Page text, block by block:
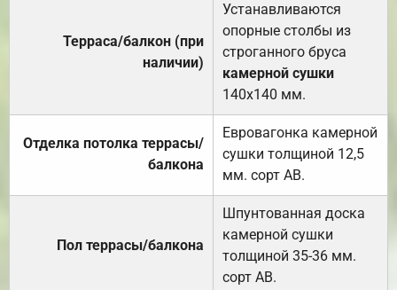
Терраса/балкон (при
наличии)
Устанавливаются
опорные столбы из
строганного бруса
камерной сушки
140х140 мм.
Отделка потолка террасы/
балкона
Евровагонка камерной
сушки толщиной 12,5
мм. сорт АВ.
Пол террасы/балкона
Шпунтованная доска
камерной сушки
толщиной 35-36 мм.
сорт АВ.